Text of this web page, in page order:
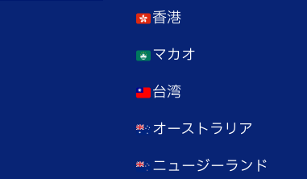
香港
マカオ
台湾
オーストラリア
ニュージーランド